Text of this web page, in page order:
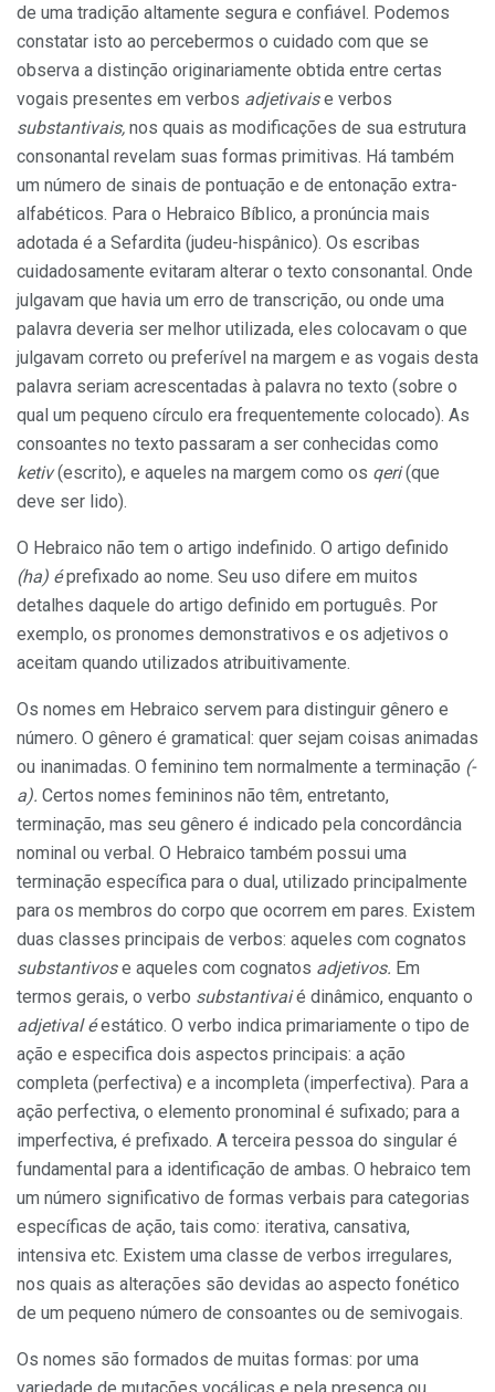
de uma tradição altamente segura e confiável. Podemos
constatar isto ao percebermos o cuidado com que se
observa a distinção originariamente obtida entre certas
vogais presentes em verbos adjetivaise verbos
substantivais, nos quais as modificações de sua estrutura
consonantal revelam suas formas primitivas. Há também
um número de sinais de pontuação e de entonação extra-
alfabéticos. Para o Hebraico Bíblico, a pronúncia mais
adotada é a Sefardita (judeu-hispânico). Os escribas
cuidadosamente evitaram alterar o texto consonantal. Onde
julgavam que havia um erro de transcrição, ou onde uma
palavra deveria ser melhor utilizada, eles colocavam o que
julgavam correto ou preferível na margem e as vogais desta
palavra seriam acrescentadas à palavra no texto (sobre o
qual um pequeno círculo era frequentemente colocado). As
consoantes no texto passaram a ser conhecidas como
ketiv(escrito), e aqueles na margem como os qeri(que
deve ser lido).
O Hebraico não tem o artigo indefinido. O artigo definido
(ha) éprefixado ao nome. Seu uso difere em muitos
detalhes daquele do artigo definido em português. Por
exemplo, os pronomes demonstrativos e os adjetivos o
aceitam quando utilizados atribuitivamente.
Os nomes em Hebraico servem para distinguir gênero e
número. O gênero é gramatical: quer sejam coisas animadas
ou inanimadas. O feminino tem normalmente a terminação (-
a). Certos nomes femininos não têm, entretanto,
terminação, mas seu gênero é indicado pela concordância
nominal ou verbal. O Hebraico também possui uma
terminação específica para o dual, utilizado principalmente
para os membros do corpo que ocorrem em pares. Existem
duas classes principais de verbos: aqueles com cognatos
substantivose aqueles com cognatos adjetivos. Em
termos gerais, o verbo substantivaié dinâmico, enquanto o
adjetival éestático. O verbo indica primariamente o tipo de
ação e especifica dois aspectos principais: a ação
completa (perfectiva) e a incompleta (imperfectiva). Para a
ação perfectiva, o elemento pronominal é sufixado; para a
imperfectiva, é prefixado. A terceira pessoa do singular é
fundamental para a identificação de ambas. O hebraico tem
um número significativo de formas verbais para categorias
específicas de ação, tais como: iterativa, cansativa,
intensiva etc. Existem uma classe de verbos irregulares,
nos quais as alterações são devidas ao aspecto fonético
de um pequeno número de consoantes ou de semivogais.
Os nomes são formados de muitas formas: por uma